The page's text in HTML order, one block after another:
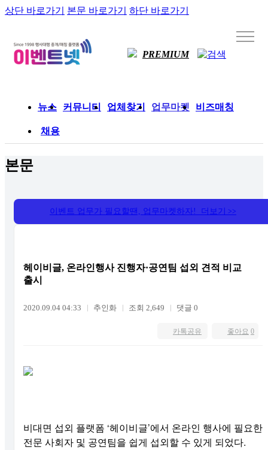
상단 바로가기 본문 바로가기 하단 바로가기
PREMIUM
뉴스 커뮤니티 업체찾기 업무마켓 비즈매칭
채용
본문
이벤트 업무가 필요할땐, 업무마켓하자! 더보기 >>
헤이비글, 온라인행사 진행자·공연팀 섭외 견적 비교
출시
2020.09.04 04:33 추인화 조회 2,649 댓글 0
좋아요 0
카톡공유
비대면 섭외 플랫폼 ‘헤이비글’에서 온라인 행사에 필요한
전문 사회자 및 공연팀을 쉽게 섭외할 수 있게 되었다.